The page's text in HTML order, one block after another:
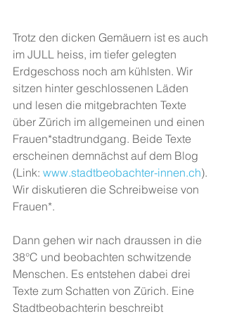
Trotz den dicken Gemäuern ist es auch
im JULL heiss, im tiefer gelegten
Erdgeschoss noch am kühlsten. Wir
sitzen hinter geschlossenen Läden
und lesen die mitgebrachten Texte
über Zürich im allgemeinen und einen
Frauen*stadtrundgang. Beide Texte
erscheinen demnächst auf dem Blog
(Link: www.stadtbeobachter-innen.ch).
Wir diskutieren die Schreibweise von
Frauen*.
Dann gehen wir nach draussen in die
38°C und beobachten schwitzende
Menschen. Es entstehen dabei drei
Texte zum Schatten von Zürich. Eine
Stadtbeobachterin beschreibt